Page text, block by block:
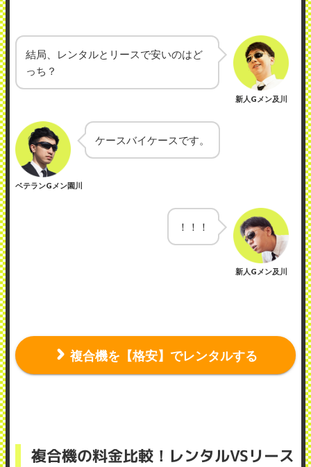
結局、レンタルとリースで安いのはど
っち？
新人Gメン及川
ベテランGメン園川
ケースバイケースです。
！！！
新人Gメン及川
複合機を【格安】でレンタルする
複合機の料金比較！レンタルVSリース